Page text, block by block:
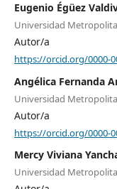
Eugenio Égüez
Universidad
Autor/a
https://orcid.org/0000-
Angélica Fernanda
Universidad
Autor/a
https://orcid.org/0000-
Mercy Viviana
Universidad